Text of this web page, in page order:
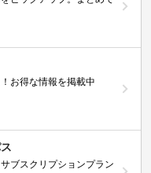
お得な情報を掲載中
ブスクリプションプラン